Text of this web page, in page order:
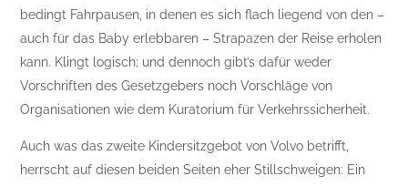
bedingt Fahrpausen, in denen es sich flach liegend von den –
auch für das Baby erlebbaren – Strapazen der Reise erholen
kann. Klingt logisch; und dennoch gibt’s dafür weder
Vorschriften des Gesetzgebers noch Vorschläge von
Organisationen wie dem Kuratorium für Verkehrssicherheit.
Auch was das zweite Kindersitzgebot von Volvo betrifft,
herrscht auf diesen beiden Seiten eher Stillschweigen: Ein